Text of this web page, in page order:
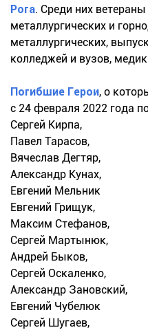
Рога. Среди них
металлургических и
металлургических,
колледжей и вузов,
Погибшие Герои, о
с 24 февраля 2022 года
Сергей Кирпа,
Павел Тарасов,
Вячеслав Дегтяр,
Александр Кунах,
Евгений Мельник
Евгений Грищук,
Максим Стефанов,
Сергей Мартынюк,
Андрей Быков,
Сергей Оскаленко,
Александр Зановский,
Евгений Чубелюк
Сергей Шугаев,